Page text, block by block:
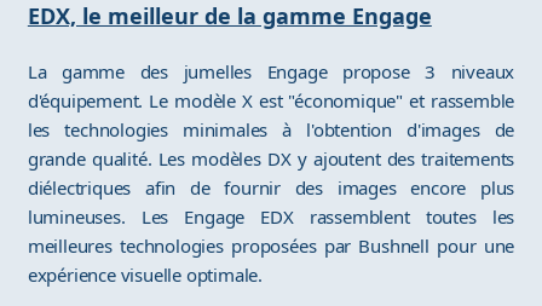
EDX, le meilleur de la gamme Engage
La gamme des jumelles Engage propose 3 niveaux
d'équipement. Le modèle X est "économique" et rassemble
les technologies minimales à l'obtention d'images de
grande qualité. Les modèles DX y ajoutent des traitements
diélectriques afin de fournir des images encore plus
lumineuses. Les Engage EDX rassemblent toutes les
meilleures technologies proposées par Bushnell pour une
expérience visuelle optimale.